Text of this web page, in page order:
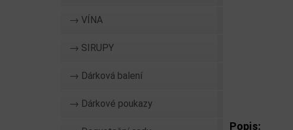
→ VÍNA
→ SIRUPY
→ Dárková balení
→ Dárkové poukazy
Popis: